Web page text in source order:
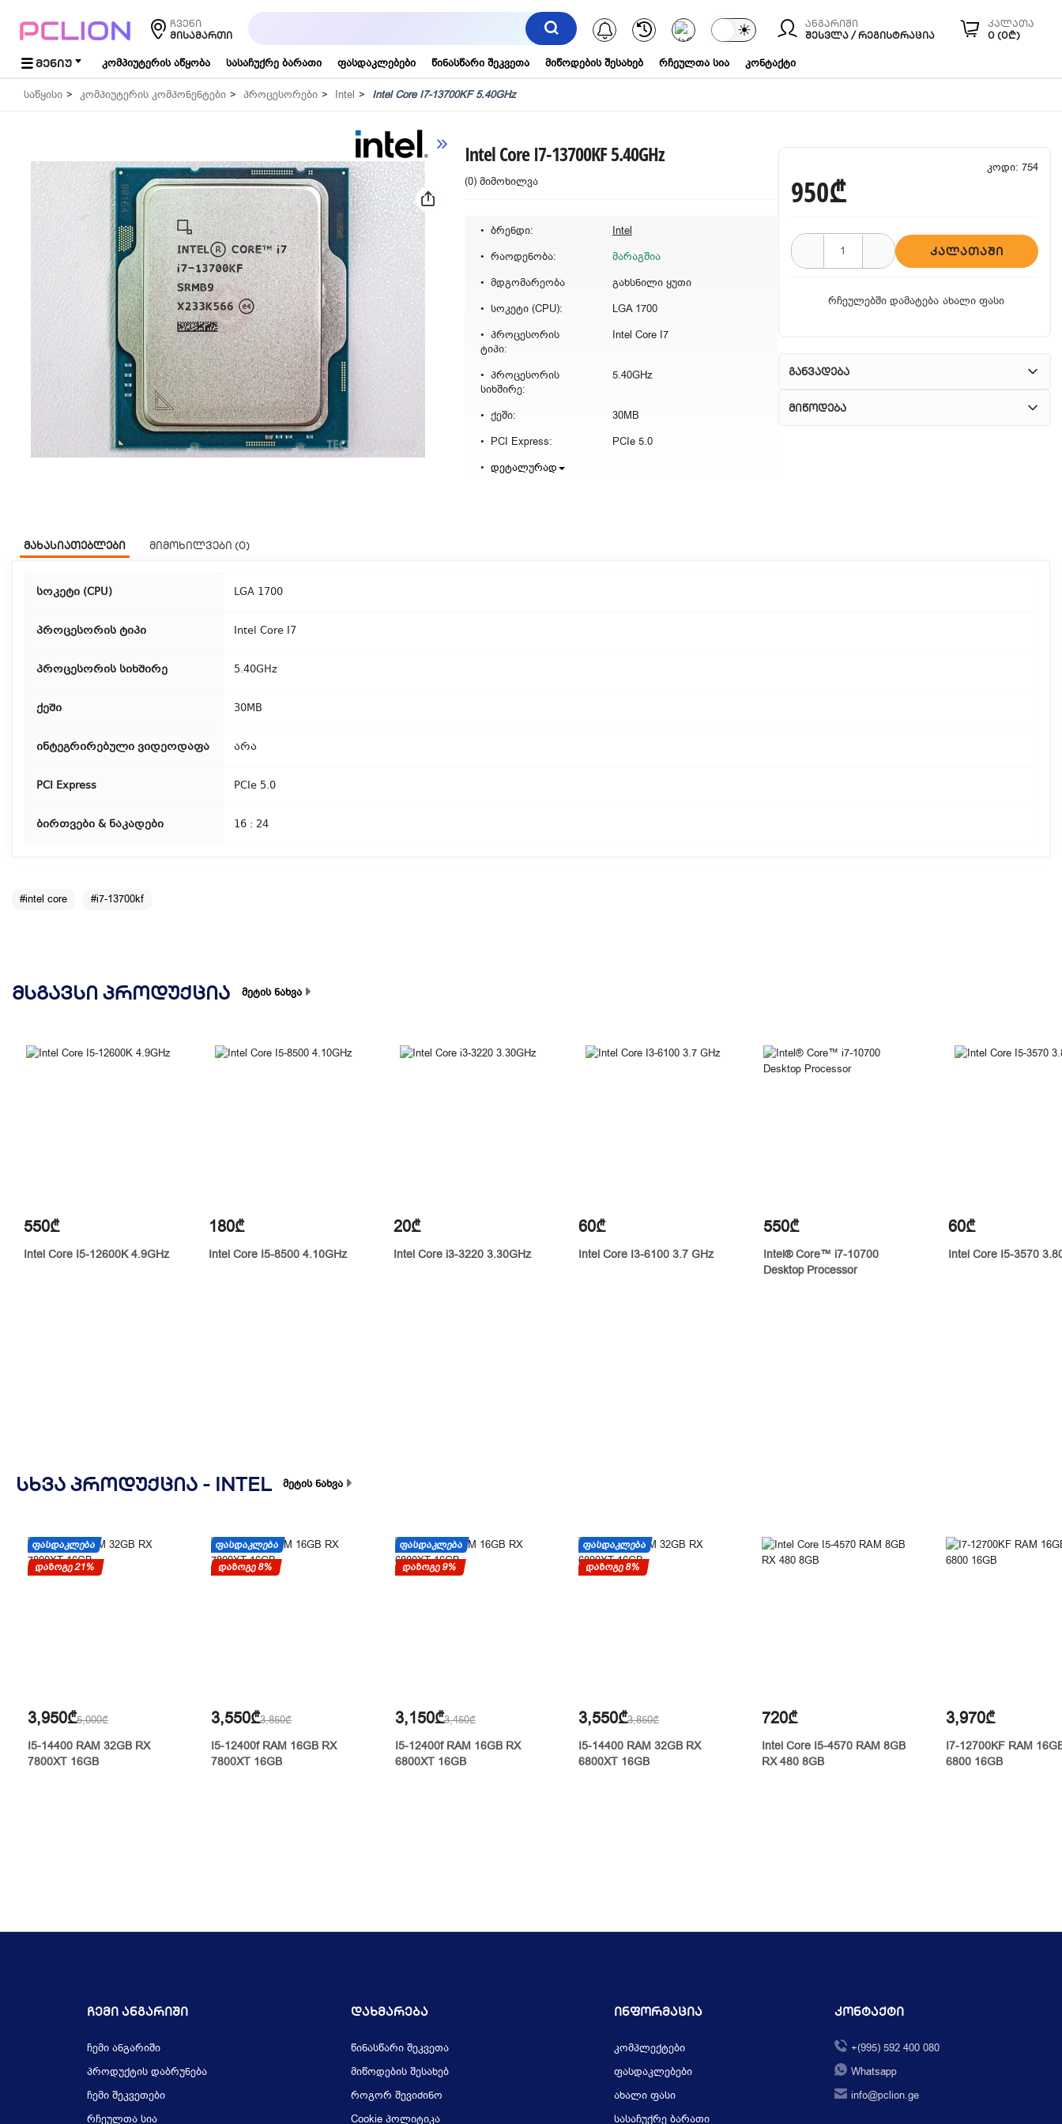
ჩვენი
ᲛᲘᲡᲐᲛᲐᲠᲗᲘ
კალათა
0 (0₾)
ანგარიში
ᲨᲔᲡᲕᲚᲐ / ᲠᲔᲒᲘᲡᲢᲠᲐᲪᲘᲐ
☀
შეტყობინებები
ᲛᲔᲜᲘᲣ კომპიუტერის აწყობა სასაჩუქრე ბარათი ფასდაკლებები წინასწარი შეკვეთა მიწოდების შესახებ რჩეულთა სია კონტაქტი
საწყისი კომპიუტერის კომპონენტები პროცესორები Intel Intel Core I7-13700KF 5.40GHz
Intel Core I7-13700KF 5.40GHz
(0) მიმოხილვა
ბრენდი:
Intel
რაოდენობა:
მარაგშია
მდგომარეობა
გახსნილი ყუთი
სოკეტი (CPU):
LGA 1700
პროცესორის
ტიპი:
Intel Core I7
პროცესორის
სიხშირე:
5.40GHz
ქეში:
30MB
PCI Express:
PCIe 5.0
დეტალურად
კოდი: 754
950₾
ᲙᲐᲚᲐᲗᲐᲨᲘ
რჩეულებში დამატება ახალი ფასი
განვადება
მიწოდება
მახასიათებლები მიმოხილვები (0)
სოკეტი (CPU) LGA 1700
პროცესორის ტიპი Intel Core I7
პროცესორის სიხშირე 5.40GHz
ქეში 30MB
ინტეგრირებული ვიდეოდაფა არა
PCI Express PCIe 5.0
ბირთვები & ნაკადები 16 : 24
#intel core #i7-13700kf
ᲛᲡᲒᲐᲕᲡᲘ ᲞᲠᲝᲓᲣᲥᲪᲘᲐ მეტის ნახვა
550₾
Intel Core I5-12600K 4.9GHz
180₾
Intel Core I5-8500 4.10GHz
20₾
Intel Core i3-3220 3.30GHz
60₾
Intel Core I3-6100 3.7 GHz
550₾
Intel® Core™ i7-10700
Desktop Processor
60₾
Intel Core I5-3570
ᲡᲮᲕᲐ ᲞᲠᲝᲓᲣᲥᲪᲘᲐ - INTEL მეტის ნახვა
ᲤᲐᲡᲓᲐᲙᲚᲔᲑᲐ
დაზოგე 21%
3,950₾5,000₾
I5-14400 RAM 32GB RX
7800XT 16GB
ᲤᲐᲡᲓᲐᲙᲚᲔᲑᲐ
დაზოგე 8%
3,550₾3,850₾
I5-12400f RAM 16GB RX
7800XT 16GB
ᲤᲐᲡᲓᲐᲙᲚᲔᲑᲐ
დაზოგე 9%
3,150₾3,450₾
I5-12400f RAM 16GB RX
6800XT 16GB
ᲤᲐᲡᲓᲐᲙᲚᲔᲑᲐ
დაზოგე 8%
3,550₾3,850₾
I5-14400 RAM 32GB RX
6800XT 16GB
720₾
Intel Core I5-4570 RAM 8GB
RX 480 8GB
3,970₾
I7-12700KF RAM
6800 16GB
Ჩემი Ანგარიში
ჩემი ანგარიში
პროდუქტის დაბრუნება
ჩემი შეკვეთები
რჩეულთა სია
Დახმარება
წინასწარი შეკვეთა
მიწოდების შესახებ
როგორ შევიძინო
Cookie პოლიტიკა
Ინფორმაცია
კომპლექტები
ფასდაკლებები
ახალი ფასი
სასაჩუქრე ბარათი
Კონტაქტი
+(995) 592 400 080
Whatsapp
info@pclion.ge